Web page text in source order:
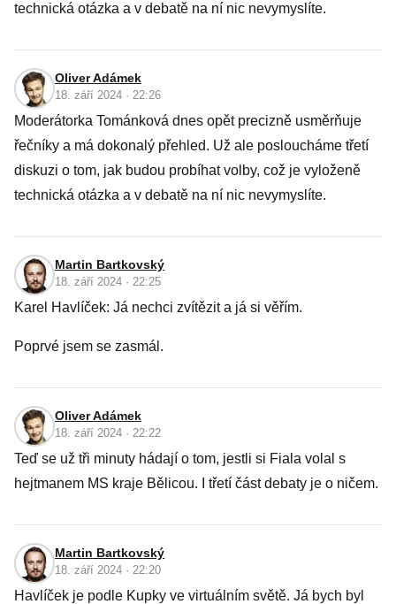
technická otázka a v debatě na ní nic nevymyslíte.
Oliver Adámek
18. září 2024 · 22:26
Moderátorka Tománková dnes opět precizně usměrňuje
řečníky a má dokonalý přehled. Už ale posloucháme třetí
diskuzi o tom, jak budou probíhat volby, což je vyloženě
technická otázka a v debatě na ní nic nevymyslíte.
Martin Bartkovský
18. září 2024 · 22:25
Karel Havlíček: Já nechci zvítězit a já si věřím.
Poprvé jsem se zasmál.
Oliver Adámek
18. září 2024 · 22:22
Teď se už tři minuty hádají o tom, jestli si Fiala volal s
hejtmanem MS kraje Bělicou. I třetí část debaty je o ničem.
Martin Bartkovský
18. září 2024 · 22:20
Havlíček je podle Kupky ve virtuálním světě. Já bych byl